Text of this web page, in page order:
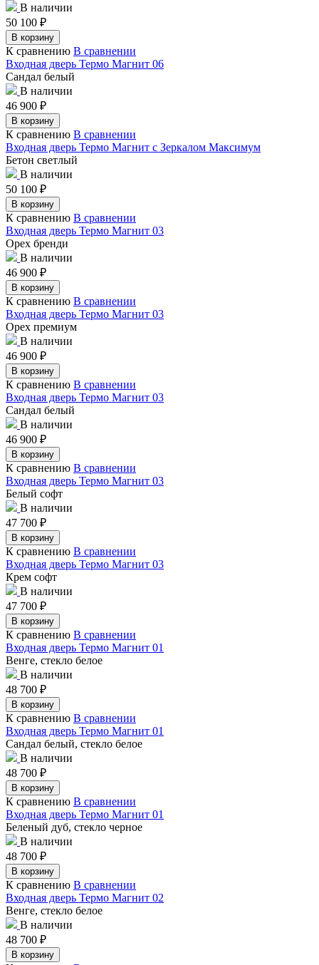
В наличии
50 100 ₽
В корзину
К сравнению В сравнении
Входная дверь Термо Магнит 06
Сандал белый
В наличии
46 900 ₽
В корзину
К сравнению В сравнении
Входная дверь Термо Магнит с Зеркалом Максимум
Бетон светлый
В наличии
50 100 ₽
В корзину
К сравнению В сравнении
Входная дверь Термо Магнит 03
Орех бренди
В наличии
46 900 ₽
В корзину
К сравнению В сравнении
Входная дверь Термо Магнит 03
Орех премиум
В наличии
46 900 ₽
В корзину
К сравнению В сравнении
Входная дверь Термо Магнит 03
Сандал белый
В наличии
46 900 ₽
В корзину
К сравнению В сравнении
Входная дверь Термо Магнит 03
Белый софт
В наличии
47 700 ₽
В корзину
К сравнению В сравнении
Входная дверь Термо Магнит 03
Крем софт
В наличии
47 700 ₽
В корзину
К сравнению В сравнении
Входная дверь Термо Магнит 01
Венге, стекло белое
В наличии
48 700 ₽
В корзину
К сравнению В сравнении
Входная дверь Термо Магнит 01
Сандал белый, стекло белое
В наличии
48 700 ₽
В корзину
К сравнению В сравнении
Входная дверь Термо Магнит 01
Беленый дуб, стекло черное
В наличии
48 700 ₽
В корзину
К сравнению В сравнении
Входная дверь Термо Магнит 02
Венге, стекло белое
В наличии
48 700 ₽
В корзину